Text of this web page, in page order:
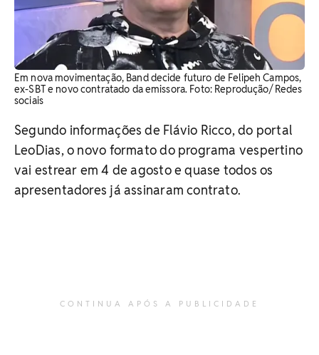
Em nova movimentação, Band decide futuro de Felipeh Campos,
ex-SBT e novo contratado da emissora. Foto: Reprodução/ Redes
sociais
Segundo informações de Flávio Ricco, do portal
LeoDias, o novo formato do programa vespertino
vai estrear em 4 de agosto e quase todos os
apresentadores já assinaram contrato.
CONTINUA APÓS A PUBLICIDADE